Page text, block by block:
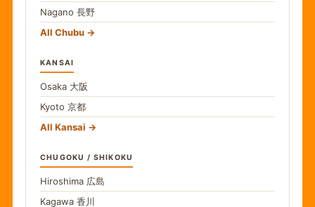
Nagano 長野
All Chubu
KANSAI
Osaka 大阪
Kyoto 京都
All Kansai
CHUGOKU / SHIKOKU
Hiroshima 広島
Kagawa 香川